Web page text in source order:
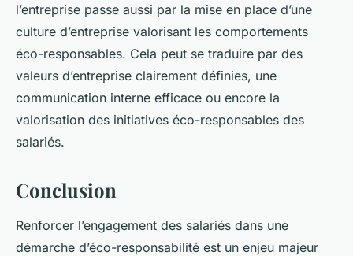
l’entreprise passe aussi par la mise en place d’une
culture d’entreprise valorisant les comportements
éco-responsables. Cela peut se traduire par des
valeurs d’entreprise clairement définies, une
communication interne efficace ou encore la
valorisation des initiatives éco-responsables des
salariés.
Conclusion
Renforcer l’engagement des salariés dans une
démarche d’éco-responsabilité est un enjeu majeur